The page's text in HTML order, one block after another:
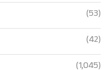
(53)
(42)
(1,045)